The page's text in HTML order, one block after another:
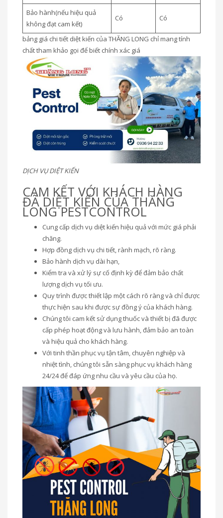
Bảo hành(nếu hiệu quả
không đạt cam kết)
Có Có
bảng giá chi tiết diệt kiến của THĂNG LONG chỉ mang tính
chất tham khảo gọi để biết chính xác giá
DỊCH VỤ DIỆT KIẾN
CAM KẾT VỚI KHÁCH HÀNG
ĐÃ DIỆT KIẾN CỦA THĂNG
LONG PESTCONTROL
Cung cấp dịch vụ diệt kiến hiệu quả với mức giá phải
chăng.
Hợp đồng dịch vụ chi tiết, rành mạch, rõ ràng.
Bảo hành dịch vụ dài hạn,
Kiểm tra và xử lý sự cố định kỳ để đảm bảo chất
lượng dịch vụ tối ưu.
Quy trình được thiết lập một cách rõ ràng và chỉ được
thực hiện sau khi được sự đồng ý của khách hàng.
Chúng tôi cam kết sử dụng thuốc và thiết bị đã được
cấp phép hoạt động và lưu hành, đảm bảo an toàn
và hiệu quả cho khách hàng.
Với tinh thần phục vụ tận tâm, chuyên nghiệp và
nhiệt tình, chúng tôi sẵn sàng phục vụ khách hàng
24/24 để đáp ứng nhu cầu và yêu cầu của họ.